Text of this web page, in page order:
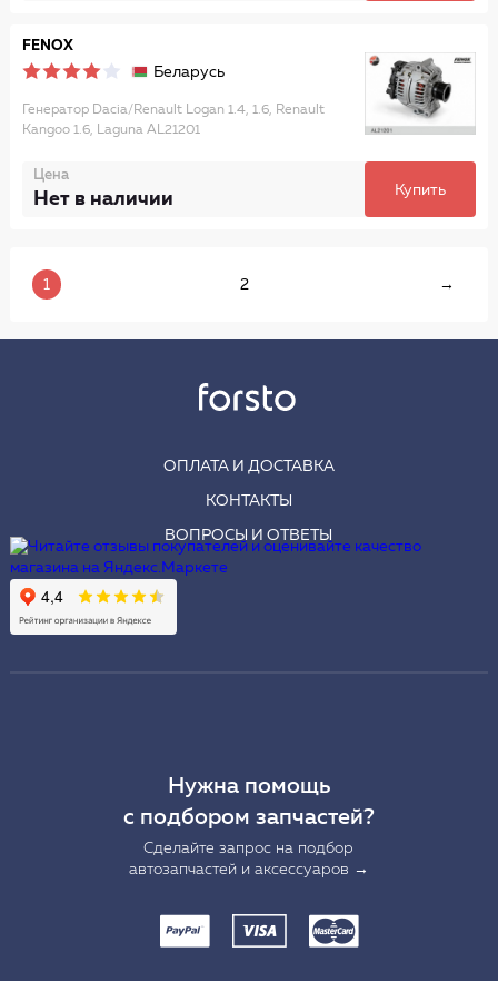
FENOX
Беларусь
Генератор Dacia/Renault Logan 1.4, 1.6, Renault
Kangoo 1.6, Laguna AL21201
Цена
Нет в наличии Купить
1 2 →
ОПЛАТА И ДОСТАВКА
КОНТАКТЫ
ВОПРОСЫ И ОТВЕТЫ
Нужна помощь
с подбором запчастей?
Сделайте запрос на подбор
автозапчастей и аксессуаров →